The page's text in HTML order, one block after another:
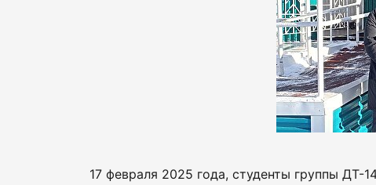
17 февраля 2025 года, студенты группы